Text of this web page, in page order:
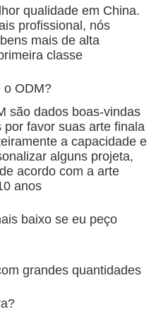
qualidade em China.
profissional, nós
mais de alta
classe
o ODM?
são dados boas-vindas
favor suas arte finala
a capacidade e
alguns projeta,
acordo com a arte
anos
baixo se eu peço
grandes quantidades